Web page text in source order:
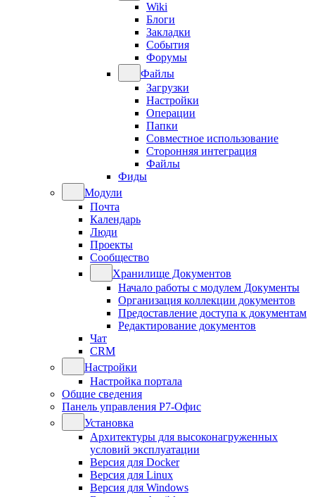
Wiki
Блоги
Закладки
События
Форумы
Файлы
Загрузки
Настройки
Операции
Папки
Совместное использование
Сторонняя интеграция
Файлы
Фиды
Модули
Почта
Календарь
Люди
Проекты
Сообщество
Хранилище Документов
Начало работы с модулем Документы
Организация коллекции документов
Предоставление доступа к документам
Редактирование документов
Чат
CRM
Настройки
Настройка портала
Общие сведения
Панель управления Р7-Офис
Установка
Архитектуры для высоконагруженных
условий эксплуатации
Версия для Docker
Версия для Linux
Версия для Windows